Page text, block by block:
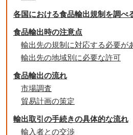
各国における食品輸出規制を調べ
食品輸出時の注意点
輸出先の規制に対応する必要が
輸出先の地域別に必要な許可
食品輸出の流れ
市場調査
貿易計画の策定
輸出取引の手続きの具体的な流れ
輸入者との交渉